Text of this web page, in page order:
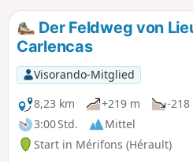
Der Feldweg von
Carlencas
Visorando-Mitglied
8,23 km
+219 m
-218
3:00 Std.
Mittel
Start in Mérifons (Hérault)